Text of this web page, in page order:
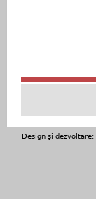
Design şi dezvoltare: